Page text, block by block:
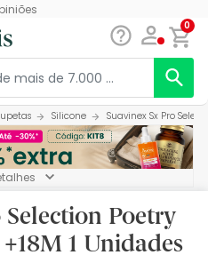
0
Silicone Suavinex Sx Pro
Poetry
1 Unidades